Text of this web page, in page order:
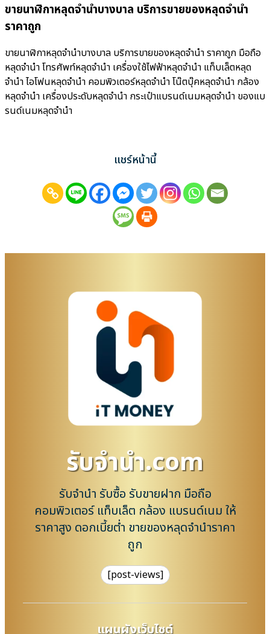
ขายนาฬิกาหลุดจำนำบางบาล บริการขายของหลุดจำนำ
ราคาถูก
ขายนาฬิกาหลุดจำนำบางบาล บริการขายของหลุดจำนำ ราคาถูก มือถือ
หลุดจำนำ โทรศัพท์หลุดจำนำ เครื่องใช้ไฟฟ้าหลุดจำนำ แท็บเล็ตหลุด
จำนำ ไอโฟนหลุดจำนำ คอมพิวเตอร์หลุดจำนำ โน๊ตบุ๊คหลุดจำนำ กล้อง
หลุดจำนำ เครื่องประดับหลุดจำนำ กระเป๋าแบรนด์เนมหลุดจำนำ ของแบ
รนด์เนมหลุดจำนำ
แชร์หน้านี้
รับจํานํา.com
รับจำนำ รับซื้อ รับขายฝาก มือถือ
คอมพิวเตอร์ แท็บเล็ต กล้อง แบรนด์เนม ให้
ราคาสูง ดอกเบี้ยต่ำ ขายของหลุดจำนำราคา
ถูก
[post-views]
แผนผังเว็บไซต์